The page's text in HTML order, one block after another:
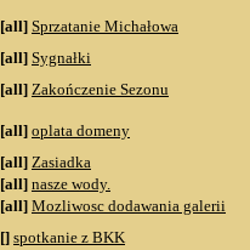
[all] Sprzatanie Michałowa
[all] Sygnałki
[all] Zakończenie Sezonu
[all] oplata domeny
[all] Zasiadka
[all] nasze wody.
[all] Mozliwosc dodawania galerii
[] spotkanie z BKK